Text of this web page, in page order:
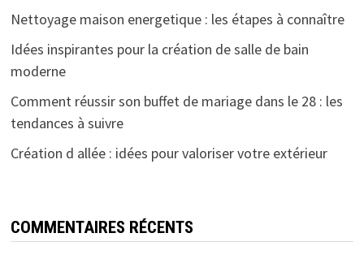
Nettoyage maison energetique : les étapes à connaître
Idées inspirantes pour la création de salle de bain
moderne
Comment réussir son buffet de mariage dans le 28 : les
tendances à suivre
Création d allée : idées pour valoriser votre extérieur
COMMENTAIRES RÉCENTS